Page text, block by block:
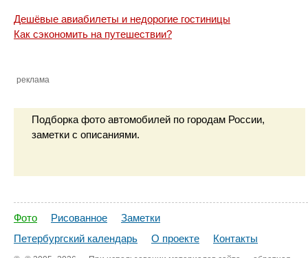
Дешёвые авиабилеты и недорогие гостиницы
Как сэкономить на путешествии?
реклама
Подборка фото автомобилей по городам России,
заметки с описаниями.
Фото Рисованное
Заметки
Петербургский календарь
О проекте Контакты